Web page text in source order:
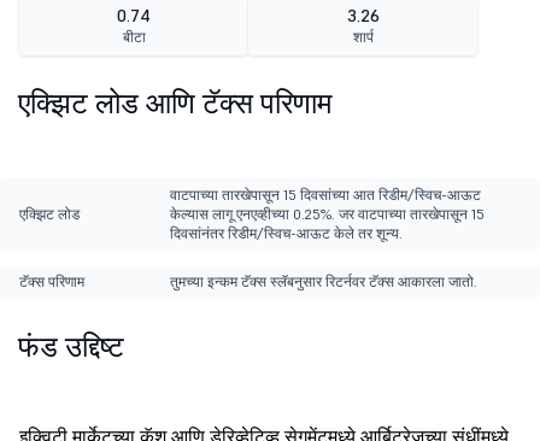
0.74
बीटा
3.26
शार्प
एक्झिट लोड आणि टॅक्स परिणाम
एक्झिट लोड
वाटपाच्या तारखेपासून 15 दिवसांच्या आत रिडीम/स्विच-आऊट
केल्यास लागू एनएव्हीच्या 0.25%. जर वाटपाच्या तारखेपासून 15
दिवसांनंतर रिडीम/स्विच-आऊट केले तर शून्य.
टॅक्स परिणाम तुमच्या इन्कम टॅक्स स्लॅबनुसार रिटर्नवर टॅक्स आकारला जातो.
फंड उद्दिष्ट